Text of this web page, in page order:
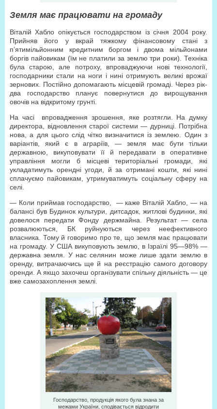
Земля має працювати на громаду
Віталій Хабло опікується господарством із січня 2004 року.
Прийняв його у вкрай тяжкому фінансовому стані з
п’ятимільйонним кредитним боргом і двома мільйонами
боргів пайовикам (їм не платили за землю три роки). Техніка
була старою, але потроху, впроваджуючи нові технології,
господарники стали на ноги і нині отримують великі врожаї
зернових. Постійно допомагають місцевій громаді. Через рік-
два господарство планує повернутися до вирощування
овочів на відкритому грунті.
На часі впровадження зрошення, яке розтягли. На думку
директора, відновлення старої системи — дурниці. Потрібна
нова, а для цього слід чітко визначитися із землею. Один з
варіантів, який є в аграріїв, — земля має бути тільки
державною, викуповувати її й передавати в оперативне
управління могли б місцеві територіальні громади, які
укладатимуть орендні угоди, й за отримані кошти, які нині
сплачуємо пайовикам, утримуватимуть соціальну сферу на
селі.
— Коли приймав господарство, — каже Віталій Хабло, — на
балансі був Будинок культури, дитсадок, житлові будинки, які
довелося передати Фонду держмайна. Результат — села
розвалюються, БК руйнуються через неефективного
власника. Тому й говоримо про те, що земля має працювати
на громаду. У США викуповують землю, в Ізраїлі 95—98% —
державна земля. У нас селянин може лише здати землю в
оренду, витрачаючись ще й на реєстрацію самого договору
оренди. А якщо захочеш організувати спільну діяльність — це
вже самозахоплення землі.
Господарство, продукція якого була знана за
межами України, сподівається відродити